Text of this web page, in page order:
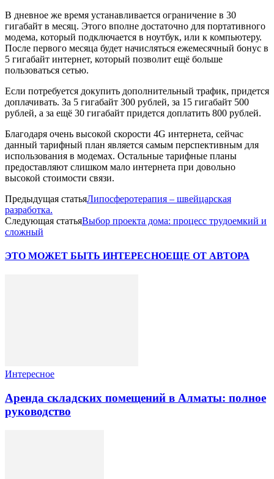
В дневное же время устанавливается ограничение в 30
гигабайт в месяц. Этого вполне достаточно для портативного
модема, который подключается в ноутбук, или к компьютеру.
После первого месяца будет начисляться ежемесячный бонус в
5 гигабайт интернет, который позволит ещё больше
пользоваться сетью.
Если потребуется докупить дополнительный трафик, придется
доплачивать. За 5 гигабайт 300 рублей, за 15 гигабайт 500
рублей, а за ещё 30 гигабайт придется доплатить 800 рублей.
Благодаря очень высокой скорости 4G интернета, сейчас
данный тарифный план является самым перспективным для
использования в модемах. Остальные тарифные планы
предоставляют слишком мало интернета при довольно
высокой стоимости связи.
Предыдущая статьяЛипосферотерапия – швейцарская
разработка.
Следующая статьяВыбор проекта дома: процесс трудоемкий и
сложный
ЭТО МОЖЕТ БЫТЬ ИНТЕРЕСНОЕЩЕ ОТ АВТОРА
Интересное
Аренда складских помещений в Алматы: полное
руководство